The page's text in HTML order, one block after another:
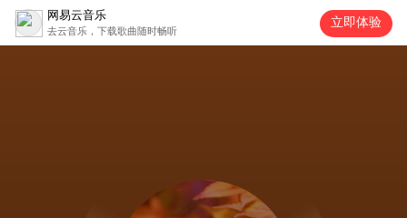
网易云音乐
去云音乐，下载歌曲随时畅听
立即体验